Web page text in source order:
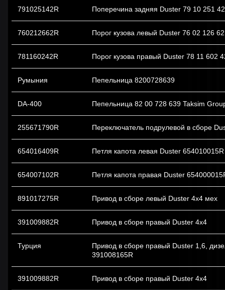
791025142R Поперечина задняя Duster 79 10 251
760212662R Порог кузова левый Duster 76 02 126
781160242R Порог кузова правый Duster 78 11 602
Румыния Пепельница 8200728639
DА-400 Пепельница 82 00 728 639 Taksim
255671790R Переключатель подрулевой в сборе
654016409R Петля капота левая Duster 654010015R
654007102R Петля капота правая Duster
891017275R Привод в сборе левый Duster 4x4 мех
391009882R Привод в сборе правый Duster 4x4
Турция
Привод в сборе правый Duster 1,6,
391008165R
391009882R Привод в сборе правый Duster 4x4